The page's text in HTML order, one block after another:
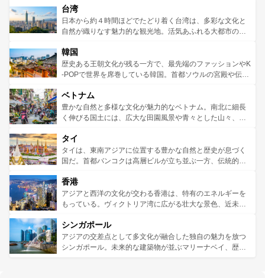
ならではの贅沢な旅のスタイルだ。 なお、新着のアメリカ
情報はコンテンツ一覧を参照してほしい。
れるおもてなしの心で訪れる人々を迎えてくれるハワイの
人々、おいしいローカルフードやハワイアンミュージッ
ク、伝統的なフラダンスなど、すべてがハワイの魅力を彩
ワイを、存分に味わってほしい。 なお、新着のハワイ情報
はコンテンツ一覧を参照してほしい。
リアリーフや大陸中央部にそびえるウルル（エアーズロッ
ク）、タスマニアの美しい原生林やケアンズの熱帯雨林な
ど、見どころがたくさん。また、カフェやワイン、オージ
いる。アクティビティも充実しており、サーフィンやダイ
ビング、ハイキングなど、アウトドア好きにはたまらな
い。オーストラリアの多彩な魅力を存分に味わいつくそ
参照してほしい。
台湾
日本から約４時間ほどでたどり着く台湾は、多彩な文化と
自然が織りなす魅力的な観光地。活気あふれる大都市の台
ン）、静ひつな山岳地帯である台湾東部など、都市の喧騒
と山間の静けさが共存しており、訪れる人に新しい発見と
驚きをもたらしてくれる。また、奥深い台湾の食文化も魅
容にもいいと評判のスイーツなど、バラエティ豊かな料理
が味わえる。 なお、新着の台湾情報は コンテンツ一覧を参
照してほしい。
韓国
歴史ある王朝文化が残る一方で、最先端のファッションやK
-POPで世界を席巻している韓国。首都ソウルの宮殿や伝統
き、地方に足を延ばせば四季折々の自然美を楽しむことが
できる。そして、キムチや焼肉、絶品のストリートフード
まで、さまざまな韓国料理が待っている。夜には、韓国な
リティに包まれながら、韓国の多彩な魅力を心ゆくまで味
わってみてほしい。 なお、新着の韓国情報はコンテンツ一
覧を参照してほしい。
ベトナム
豊かな自然と多様な文化が魅力的なベトナム。南北に細長
く伸びる国土には、広大な田園風景や青々とした山々、世
急速な発展と共に伝統が息づく。ハノイの古い町並みやホ
ーチミン市のフランス統治時代の建物も、独特の雰囲気を
醸し出している。また、バラエティの豊かさとおいしさで
とつ。フォーやバインミー、ベトナムコーヒーなどは、ぜ
ひ現地で味わいたい。どの地域を訪れてもあたたかい人々
が旅行者を迎えてくれるので、きっと忘れられない旅にな
参照してほしい。
タイ
タイは、東南アジアに位置する豊かな自然と歴史が息づく
国だ。首都バンコクは高層ビルが立ち並ぶ一方、伝統的な
の活気が交差している。北部ではチェンマイなどの山岳地
帯で自然と触れ合い、南部ではプーケットやクラビの美し
いビーチでリゾート気分を楽しむことができる。タイ料理
激する。気候は一年中温暖で、どの季節にも異なる楽しみ
が待っている。親しみやすいタイの人々、仏教を中心とし
た文化、そして多様な観光資源が、訪れる旅人を魅了し続
香港
アジアと西洋の文化が交わる香港は、特有のエネルギーを
もっている。ヴィクトリア湾に広がる壮大な景色、近未来
み、どこを訪れても感動するはず。観光スポットが密集し
ており、効率よく見どころを回れるのも魅力。息をのむよ
うな絶景から文化的な体験まで、香港を存分に楽しみ尽く
シンガポール
アジアの交差点として多文化が融合した独自の魅力を放つ
シンガポール。未来的な建築物が並ぶマリーナベイ、歴史